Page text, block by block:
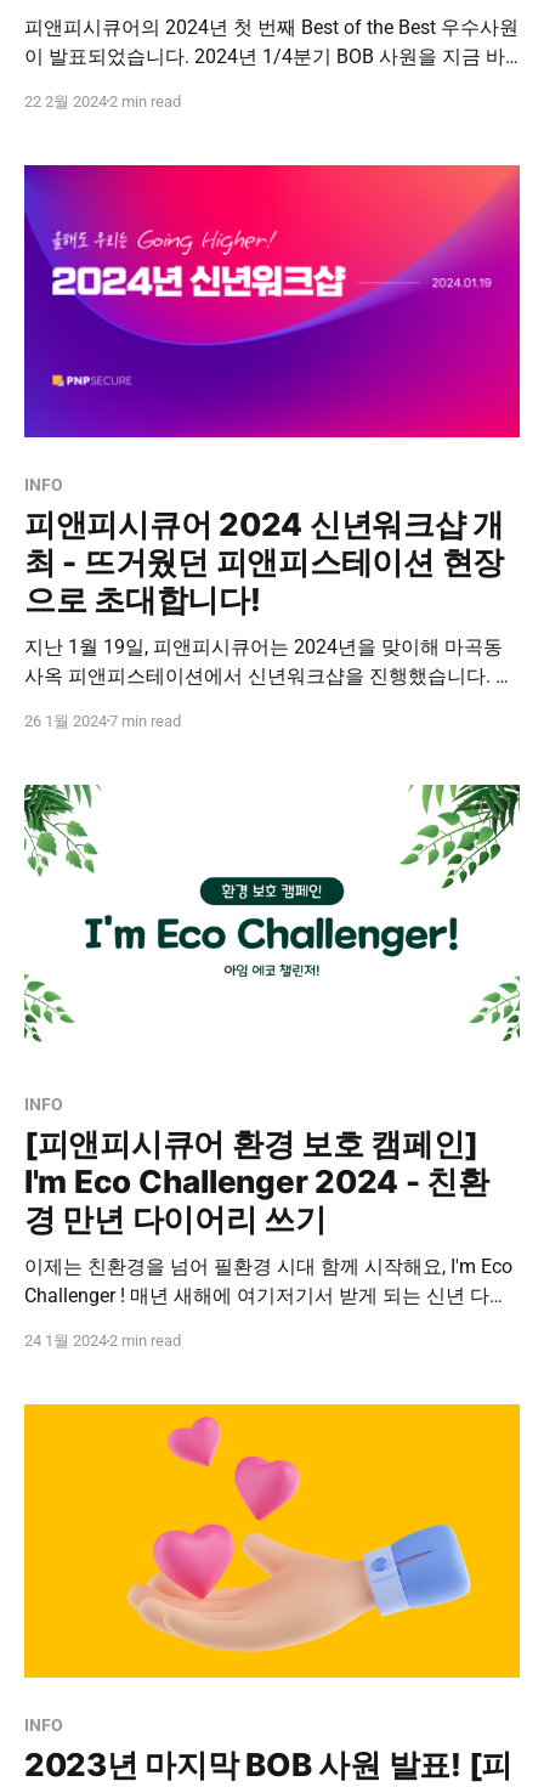
피앤피시큐어의 2024년 첫 번째 Best of the Best 우수사원
이 발표되었습니다. 2024년 1/4분기 BOB 사원을 지금 바
기술본부 프로젝트2팀｜윤OO 부장 🎉진심으로 축하드립
OO 부장님입니다. 진심으로 축하드리며, 포상인 1백만 페
22 2월 20242 min read
INFO
피앤피시큐어 2024 신년워크샵 개
최 - 뜨거웠던 피앤피스테이션 현장
으로 초대합니다!
지난 1월 19일, 피앤피시큐어는 2024년을 맞이해 마곡동
사옥 피앤피스테이션에서 신년워크샵을 진행했습니다. 신
둘씩 1층 컨퍼런스홀로 모여주셨습니다. 넓은 컨퍼런스홀
20명 이상 늘어난 피앤피시큐어의 성장을 체감할 수 있었
습니다. 신년워크샵은 부서별 2023년 성과 리뷰를 시작으
로, 2024년 사업
26 1월 20247 min read
INFO
[피앤피시큐어 환경 보호 캠페인]
I'm Eco Challenger 2024 - 친환
경 만년 다이어리 쓰기
이제는 친환경을 넘어 필환경 시대 함께 시작해요, I'm Eco
Challenger ! 매년 새해에 여기저기서 받게 되는 신년 다이
적 있나요? 피앤피시큐어는 매해 버려지는 다이어리로 인
한 해도 피앤피시큐어 임직원분들과 함께 '
24 1월 20242 min read
INFO
2023년 마지막 BOB 사원 발표! [피